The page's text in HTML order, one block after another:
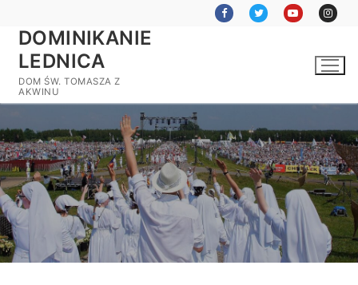
treściDOMINIKANIE
LEDNICA
DOM ŚW. TOMASZA Z
AKWINU